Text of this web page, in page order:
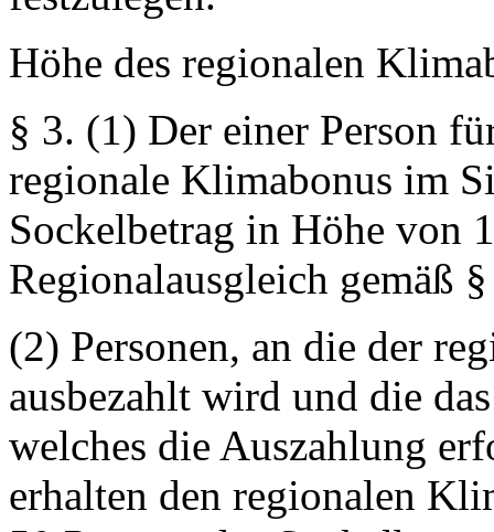
Höhe des regionalen
§ 3. (1) Der einer Person
regionale Klimabonus im
Sockelbetrag in Höhe von
Regionalausgleich gemäß
(2) Personen, an die der
ausbezahlt wird und die
welches die Auszahlung
erhalten den regionalen